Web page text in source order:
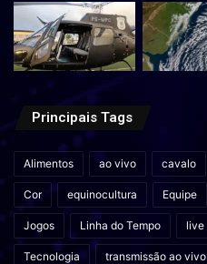
Principais Tags
Alimentos ao vivo cavalo
Cor equinocultura Equipe
Jogos Linha do Tempo live
Tecnologia transmissão ao vivo